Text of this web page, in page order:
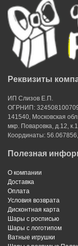
Реквизиты
ИП Слизов Е.П.
ОГРНИП:
141540, Московская
мкр. Поваровка, д.12,
Координаты:
Полезная
О компании
Доставка
Оплата
Условия возврата
Дисконтная карта
Шары с росписью
Шары с логотипом
Ватные игрушки